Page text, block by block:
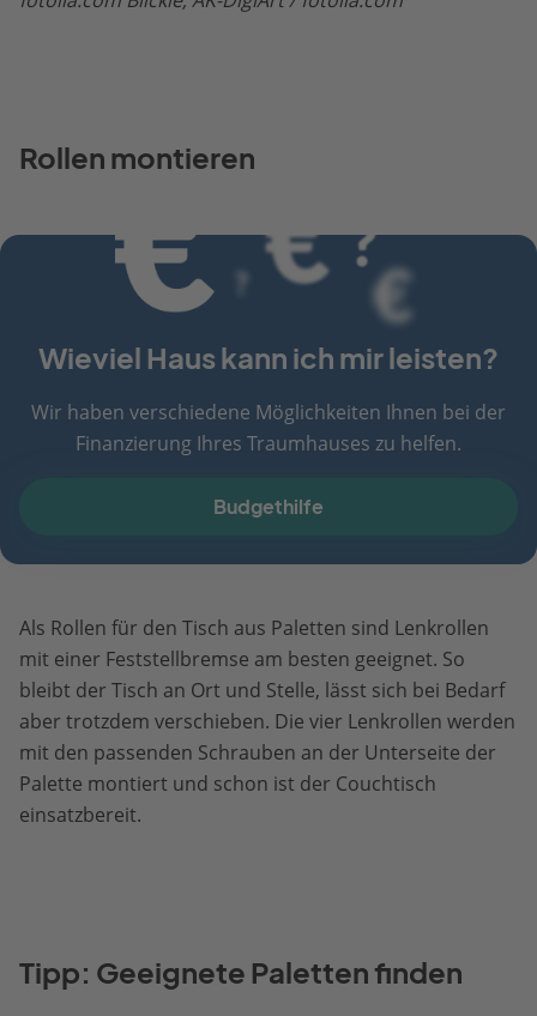
Rollen montieren
Wieviel Haus kann ich mir leisten?
Wir haben verschiedene Möglichkeiten Ihnen bei der
Finanzierung Ihres Traumhauses zu helfen.
Budgethilfe
Als Rollen für den Tisch aus Paletten sind Lenkrollen
mit einer Feststellbremse am besten geeignet. So
bleibt der Tisch an Ort und Stelle, lässt sich bei Bedarf
aber trotzdem verschieben. Die vier Lenkrollen werden
mit den passenden Schrauben an der Unterseite der
Palette montiert und schon ist der Couchtisch
einsatzbereit.
Tipp: Geeignete Paletten finden